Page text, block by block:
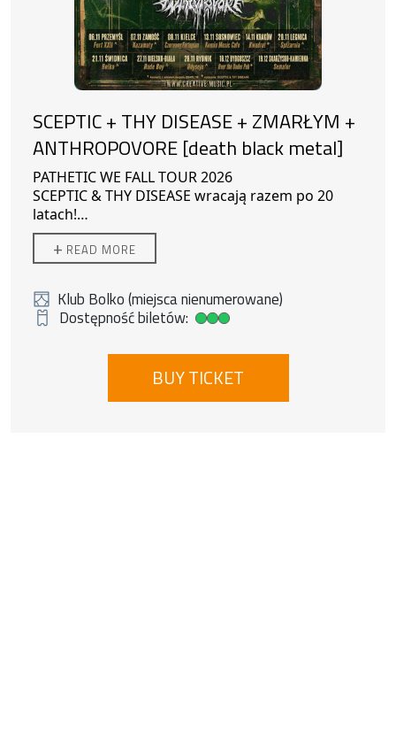
SCEPTIC + THY DISEASE + ZMARŁYM +
ANTHROPOVORE [death black metal]
PATHETIC WE FALL TOUR 2026
SCEPTIC & THY DISEASE wracają razem po 20
latach!
Gość Specjalny: ZMARŁYM
Support: ANTHROPOVORE
21/11/2026
ŚWIDNICA , Klub Bolko ŚOK – plac Grunwaldzki
+ READ MORE
Klub Bolko (miejsca nienumerowane)
Dostępność biletów:
Duża dostępność biletów
BUY TICKET